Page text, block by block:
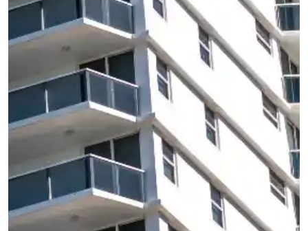
Revisão da projeção para a Selic:
indicadores apontam
evolução positiva